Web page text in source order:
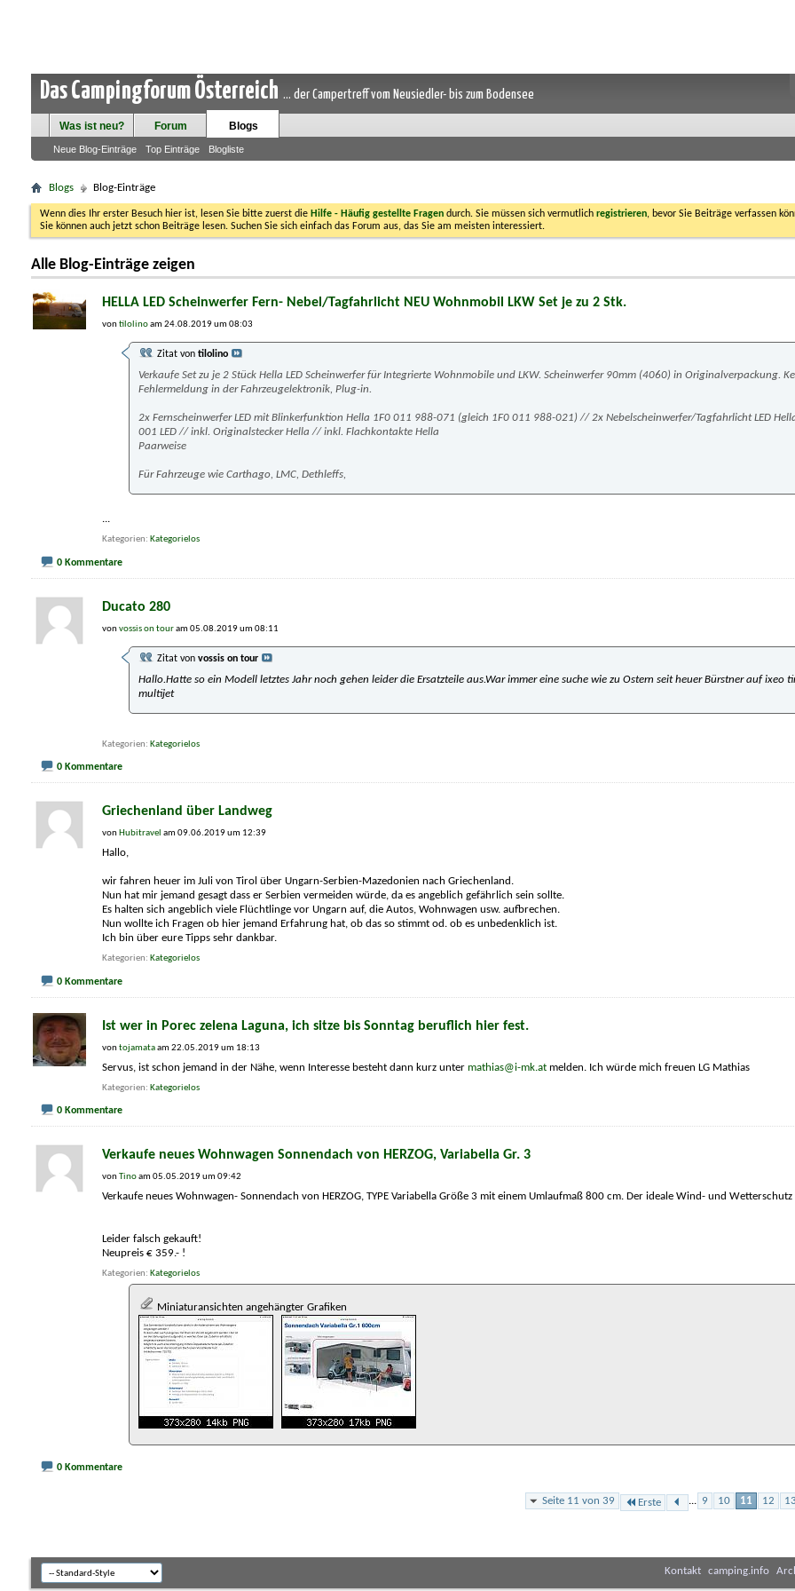
Das Campingforum Österreich ... der Campertreff vom Neusiedler- bis zum Bodensee
Was ist neu? Forum Blogs
Neue Blog-Einträge Top Einträge Blogliste
Blogs Blog-Einträge
Wenn dies Ihr erster Besuch hier ist, lesen Sie bitte zuerst die Hilfe - Häufig gestellte Fragen durch. Sie müssen sich vermutlich registrieren, bevor Sie Beiträge verfassen
Sie können auch jetzt schon Beiträge lesen. Suchen Sie sich einfach das Forum aus, das Sie am meisten interessiert.
Alle Blog-Einträge zeigen
HELLA LED Scheinwerfer Fern- Nebel/Tagfahrlicht NEU Wohnmobil LKW Set je zu 2 Stk.
vontilolinoam 24.08.2019 um 08:03
Zitat von tilolino
Verkaufe Set zu je 2 Stück Hella LED Scheinwerfer für Integrierte Wohnmobile und LKW. Scheinwerfer 90mm (4060) in Originalverpackung.
Fehlermeldung in der Fahrzeugelektronik, Plug-in.
2x Fernscheinwerfer LED mit Blinkerfunktion Hella 1F0 011 988-071 (gleich 1F0 011 988-021) // 2x Nebelscheinwerfer/Tagfahrlicht LED
001 LED // inkl. Originalstecker Hella // inkl. Flachkontakte Hella
Paarweise
Für Fahrzeuge wie Carthago, LMC, Dethleffs,
...
Kategorien Kategorielos
0 Kommentare
Ducato 280
vonvossis on touram 05.08.2019 um 08:11
Zitat von vossis on tour
Hallo.Hatte so ein Modell letztes Jahr noch gehen leider die Ersatzteile aus.War immer eine suche wie zu Ostern seit heuer Bürstner auf ixeo
multijet
Kategorien Kategorielos
0 Kommentare
Griechenland über Landweg
von Hubitravel am 09.06.2019 um 12:39
Hallo,
wir fahren heuer im Juli von Tirol über Ungarn-Serbien-Mazedonien nach Griechenland.
Nun hat mir jemand gesagt dass er Serbien vermeiden würde, da es angeblich gefährlich sein sollte.
Es halten sich angeblich viele Flüchtlinge vor Ungarn auf, die Autos, Wohnwagen usw. aufbrechen.
Nun wollte ich Fragen ob hier jemand Erfahrung hat, ob das so stimmt od. ob es unbedenklich ist.
Ich bin über eure Tipps sehr dankbar.
Kategorien Kategorielos
0 Kommentare
Ist wer in Porec zelena Laguna, ich sitze bis Sonntag beruflich hier fest.
vontojamataam 22.05.2019 um 18:13
Servus, ist schon jemand in der Nähe, wenn Interesse besteht dann kurz unter mathias@i-mk.at melden. Ich würde mich freuen LG Mathias
Kategorien Kategorielos
0 Kommentare
Verkaufe neues Wohnwagen Sonnendach von HERZOG, Variabella Gr. 3
vonTinoam 05.05.2019 um 09:42
Verkaufe neues Wohnwagen- Sonnendach von HERZOG, TYPE Variabella Größe 3 mit einem Umlaufmaß 800 cm. Der ideale Wind- und
Leider falsch gekauft!
Neupreis € 359.- !
Kategorien Kategorielos
Miniaturansichten angehängter Grafiken
0 Kommentare
Seite 11 von 39 Erste ... 9 10 11 12 13
Kontakt camping.info